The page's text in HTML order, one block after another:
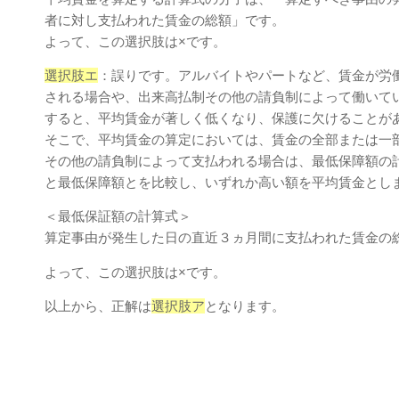
者に対し支払われた賃金の総額」です。
よって、この選択肢は×です。
選択肢エ ：誤りです。アルバイトやパートなど、賃金が
される場合や、出来高払制その他の請負制によって働い
すると、平均賃金が著しく低くなり、保護に欠けることが
そこで、平均賃金の算定においては、賃金の全部または
その他の請負制によって支払われる場合は、最低保障額
と最低保障額とを比較し、いずれか高い額を平均賃金とし
＜最低保証額の計算式＞
算定事由が発生した日の直近３ヵ月間に支払われた賃金の
よって、この選択肢は×です。
以上から、正解は選択肢アとなります。